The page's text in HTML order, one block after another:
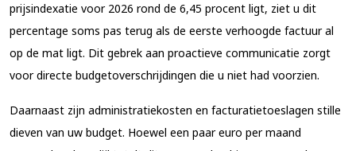
prijsindexatie voor 2026 rond de 6,45 procent ligt, ziet u dit
percentage soms pas terug als de eerste verhoogde factuur al
op de mat ligt. Dit gebrek aan proactieve communicatie zorgt
voor directe budgetoverschrijdingen die u niet had voorzien.
Daarnaast zijn administratiekosten en facturatietoeslagen stille
dieven van uw budget. Hoewel een paar euro per maand